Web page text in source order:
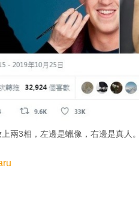
上兩3相，左邊是蠟像，右邊是真人